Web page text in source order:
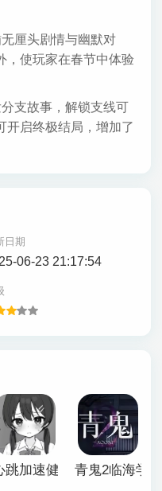
厘头剧情与幽默对
，使玩家在春节中体验
支故事，解锁支线可
开启终极结局，增加了
日期
06-23 21:17:54
莉兹姆游戏
跳加速健康诊断安卓汉化
青鬼2临海学